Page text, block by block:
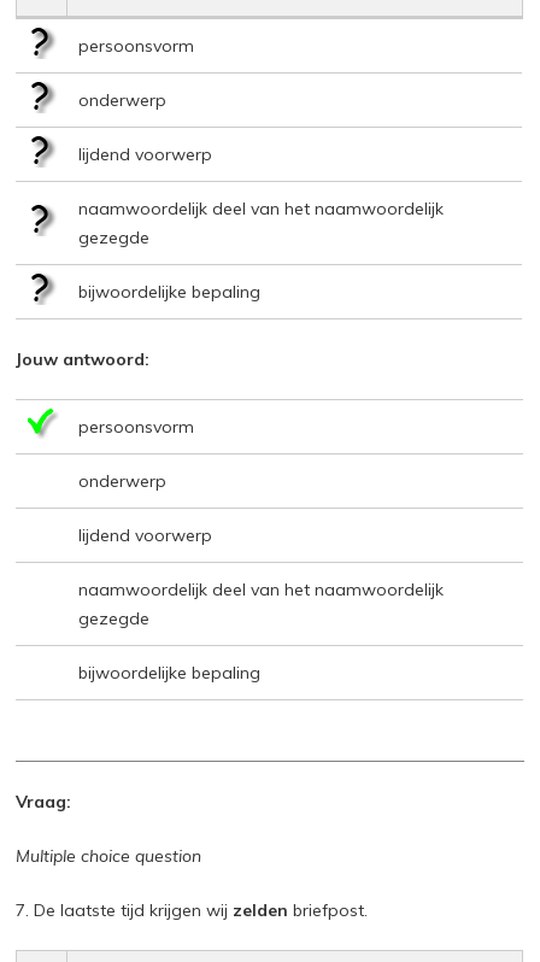
persoonsvorm
onderwerp
lijdend voorwerp
naamwoordelijk deel van het naamwoordelijk
gezegde
bijwoordelijke bepaling
Jouw antwoord:
persoonsvorm
onderwerp
lijdend voorwerp
naamwoordelijk deel van het naamwoordelijk
gezegde
bijwoordelijke bepaling
Vraag:
Multiple choice question
7. De laatste tijd krijgen wij zelden briefpost.